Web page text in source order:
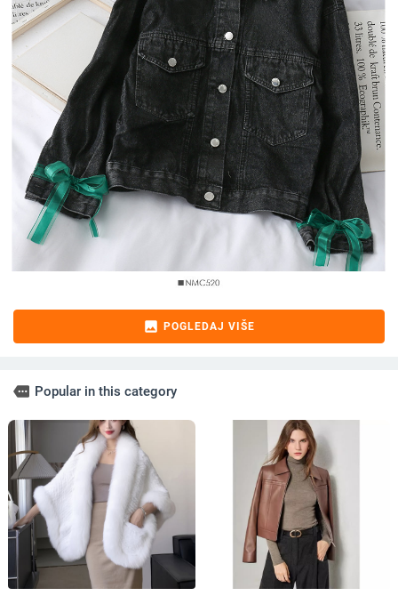
image POGLEDAJ VIŠE
more Popular in this category